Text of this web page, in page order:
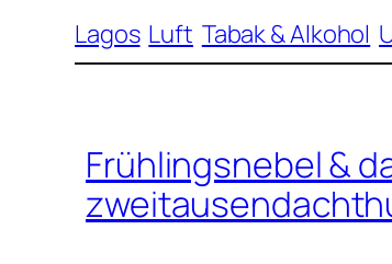
Lagos Luft Tabak & Alkohol
Frühlingsnebel &